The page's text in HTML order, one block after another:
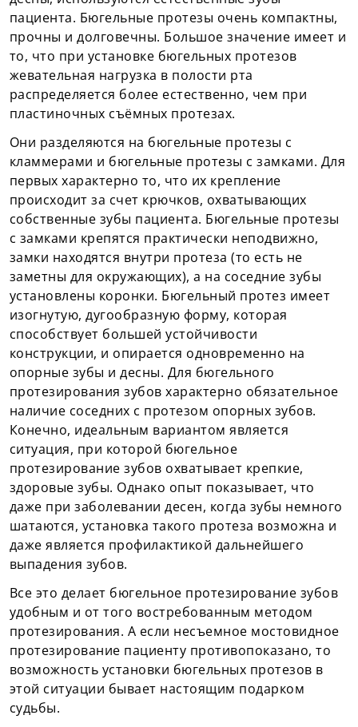
пациента. Бюгельные протезы очень компактны,
прочны и долговечны. Большое значение имеет и
то, что при установке бюгельных протезов
жевательная нагрузка в полости рта
распределяется более естественно, чем при
пластиночных съёмных протезах.
Они разделяются на бюгельные протезы с
кламмерами и бюгельные протезы с замками. Для
первых характерно то, что их крепление
происходит за счет крючков, охватывающих
собственные зубы пациента. Бюгельные протезы
с замками крепятся практически неподвижно,
замки находятся внутри протеза (то есть не
заметны для окружающих), а на соседние зубы
установлены коронки. Бюгельный протез имеет
изогнутую, дугообразную форму, которая
способствует большей устойчивости
конструкции, и опирается одновременно на
опорные зубы и десны. Для бюгельного
протезирования зубов характерно обязательное
наличие соседних с протезом опорных зубов.
Конечно, идеальным вариантом является
ситуация, при которой бюгельное
протезирование зубов охватывает крепкие,
здоровые зубы. Однако опыт показывает, что
даже при заболевании десен, когда зубы немного
шатаются, установка такого протеза возможна и
даже является профилактикой дальнейшего
выпадения зубов.
Все это делает бюгельное протезирование зубов
удобным и от того востребованным методом
протезирования. А если несъемное мостовидное
протезирование пациенту противопоказано, то
возможность установки бюгельных протезов в
этой ситуации бывает настоящим подарком
судьбы.